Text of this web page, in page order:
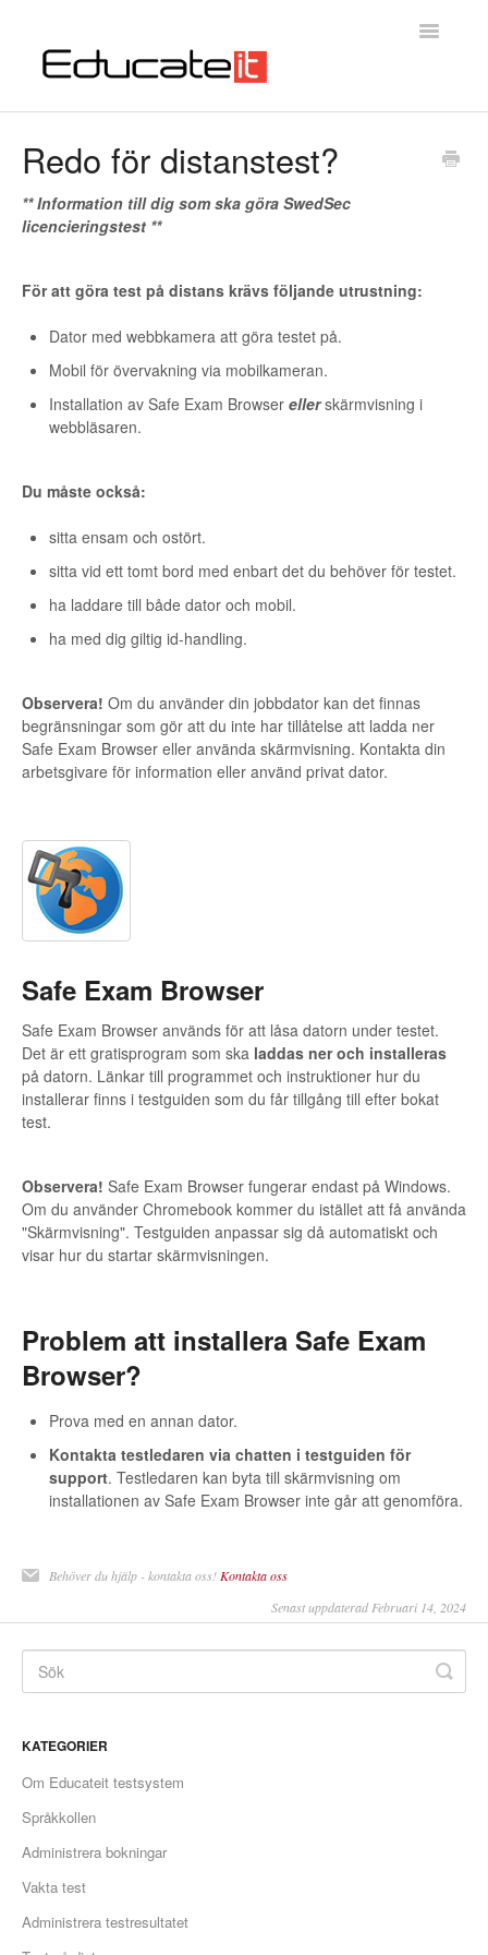
Toggle
Redo för distanstest?
** Information till dig som ska göra SwedSec
licencieringstest **
För att göra test på distans krävs följande utrustning:
Dator med webbkamera att göra testet på.
Mobil för övervakning via mobilkameran.
Installation av Safe Exam Browser ellerskärmvisning i
webbläsaren.
Du måste också:
sitta ensam och ostört.
sitta vid ett tomt bord med enbart det du behöver för testet.
ha laddare till både dator och mobil.
ha med dig giltig id-handling.
Observera! Om du använder din jobbdator kan det finnas
begränsningar som gör att du inte har tillåtelse att ladda ner
Safe Exam Browser eller använda skärmvisning. Kontakta din
arbetsgivare för information eller använd privat dator.
Safe Exam Browser
Safe Exam Browser används för att låsa datorn under testet.
Det är ett gratisprogram som ska laddas ner och installeras
på datorn. Länkar till programmet och instruktioner hur du
installerar finns i testguiden som du får tillgång till efter bokat
test.
Observera! Safe Exam Browser fungerar endast på Windows.
Om du använder Chromebook kommer du istället att få använda
"Skärmvisning". Testguiden anpassar sig då automatiskt och
visar hur du startar skärmvisningen.
Problem att installera Safe Exam
Browser?
Prova med en annan dator.
Kontakta testledaren via chatten i testguiden för
support. Testledaren kan byta till skärmvisning om
installationen av Safe Exam Browser inte går att genomföra.
Behöver du hjälp - kontakta oss! Kontakta oss
Senast uppdaterad Februari 14, 2024
KATEGORIER
Om Educateit testsystem
Språkkollen
Administrera bokningar
Vakta test
Administrera testresultatet